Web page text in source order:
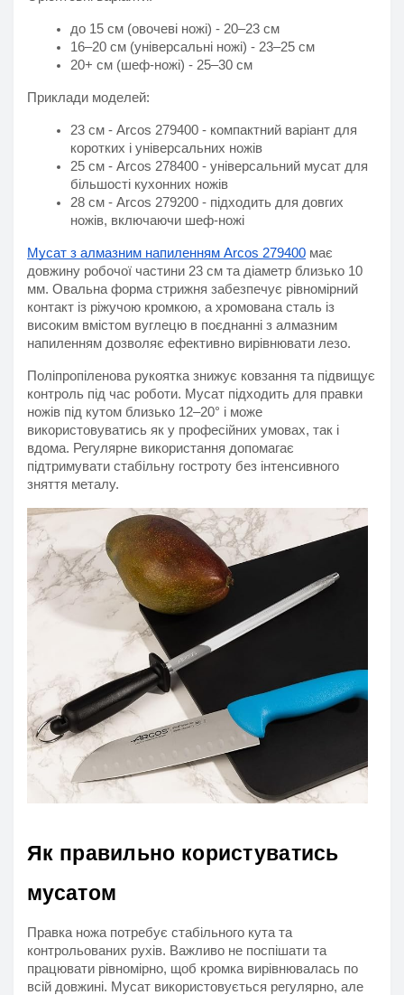
до 15 см (овочеві ножі) - 20–23 см
16–20 см (універсальні ножі) - 23–25 см
20+ см (шеф-ножі) - 25–30 см
Приклади моделей:
23 см - Arcos 279400 - компактний варіант для
коротких і універсальних ножів
25 см - Arcos 278400 - універсальний мусат для
більшості кухонних ножів
28 см - Arcos 279200 - підходить для довгих
ножів, включаючи шеф-ножі
Мусат з алмазним напиленням Arcos 279400 має
довжину робочої частини 23 см та діаметр близько 10
мм. Овальна форма стрижня забезпечує рівномірний
контакт із ріжучою кромкою, а хромована сталь із
високим вмістом вуглецю в поєднанні з алмазним
напиленням дозволяє ефективно вирівнювати лезо.
Поліпропіленова рукоятка знижує ковзання та підвищує
контроль під час роботи. Мусат підходить для правки
ножів під кутом близько 12–20° і може
використовуватись як у професійних умовах, так і
вдома. Регулярне використання допомагає
підтримувати стабільну гостроту без інтенсивного
зняття металу.
Як правильно користуватись
мусатом
Правка ножа потребує стабільного кута та
контрольованих рухів. Важливо не поспішати та
працювати рівномірно, щоб кромка вирівнювалась по
всій довжині. Мусат використовується регулярно, але